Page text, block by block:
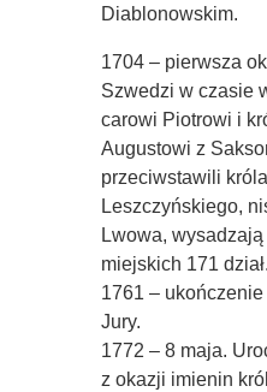
Diablonowskim.
1704 – pierwsza
Szwedzi w czasie
carowi Piotrowi i
Augustowi z
przeciwstawili
Leszczyńskiego,
Lwowa,
miejskich 171 dział.
1761 –
Jury.
1772 – 8 maja.
z okazji imienin